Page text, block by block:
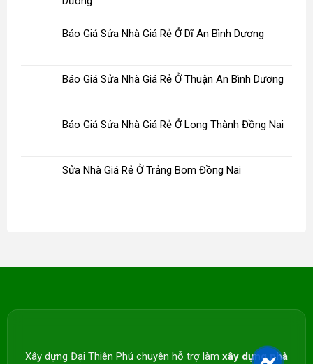
Báo Giá Sửa Nhà Giá Rẻ Ở Dĩ An Bình Dương
Báo Giá Sửa Nhà Giá Rẻ Ở Thuận An Bình Dương
Báo Giá Sửa Nhà Giá Rẻ Ở Long Thành Đồng Nai
Sửa Nhà Giá Rẻ Ở Trảng Bom Đồng Nai
Xây dựng Đại Thiên Phú chuyên hỗ trợ làm xây dựng nhà